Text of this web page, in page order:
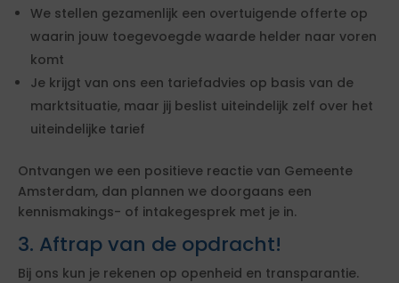
We stellen gezamenlijk een overtuigende offerte op
waarin jouw toegevoegde waarde helder naar voren
komt
Je krijgt van ons een tariefadvies op basis van de
marktsituatie, maar jij beslist uiteindelijk zelf over het
uiteindelijke tarief
Ontvangen we een positieve reactie van Gemeente
Amsterdam, dan plannen we doorgaans een
kennismakings- of intakegesprek met je in.
3. Aftrap van de opdracht!
Bij ons kun je rekenen op openheid en transparantie.